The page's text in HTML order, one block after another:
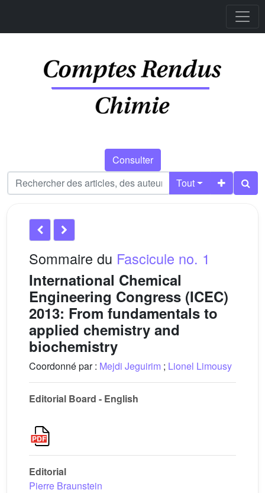
Consulter
Tout
Sommaire du Fascicule no. 1
International Chemical
Engineering Congress (ICEC)
2013: From fundamentals to
applied chemistry and
biochemistry
Coordonné par : Mejdi Jeguirim ; Lionel Limousy
Editorial Board - English
Editorial
Pierre Braunstein